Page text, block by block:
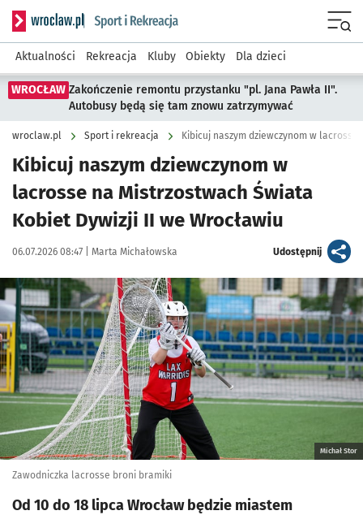
Serwis informacyjny wroclaw.pl podserwis: Sport i rekreacja
Aktualności Rekreacja Kluby Obiekty Dla dzieci
WROCŁAW Zakończenie remontu przystanku "pl. Jana Pawła II".
Autobusy będą się tam znowu zatrzymywać
wroclaw.pl Sport i rekreacja Kibicuj naszym dziewczynom w
Kibicuj naszym dziewczynom w
lacrosse na Mistrzostwach Świata
Kobiet Dywizji II we Wrocławiu
Data publikacji:
06.07.2026 08:47 | Autor:
Marta Michałowska Udostępnijartykuł
Kliknij, aby powiększyć
Michał Stor
Zawodniczka lacrosse broni bramiki
Od 10 do 18 lipca Wrocław będzie miastem